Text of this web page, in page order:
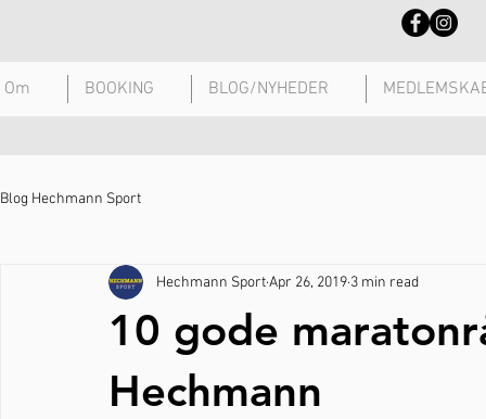
Om BOOKING BLOG/NYHEDER
Blog Hechmann Sport
10 gode
Hechmann
Hechmann SportApr 26, 2019 3 min read